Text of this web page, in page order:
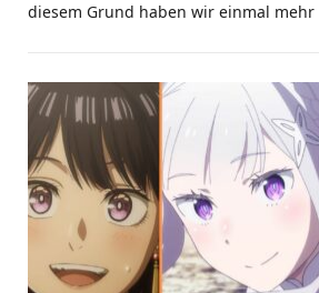
diesem Grund haben wir einmal